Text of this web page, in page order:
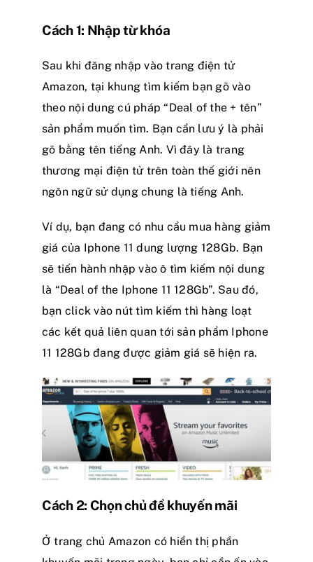
Cách 1: Nhập từ khóa
Sau khi đăng nhập vào trang điện tử
Amazon, tại khung tìm kiếm bạn gõ vào
theo nội dung cú pháp “Deal of the + tên”
sản phẩm muốn tìm. Bạn cần lưu ý là phải
gõ bằng tên tiếng Anh. Vì đây là trang
thương mại điện tử trên toàn thế giới nên
ngôn ngữ sử dụng chung là tiếng Anh.
Ví dụ, bạn đang có nhu cầu mua hàng giảm
giá của Iphone 11 dung lượng 128Gb. Bạn
sẽ tiến hành nhập vào ô tìm kiếm nội dung
là “Deal of the Iphone 11 128Gb”. Sau đó,
bạn click vào nút tìm kiếm thì hàng loạt
các kết quả liên quan tới sản phẩm Iphone
11 128Gb đang được giảm giá sẽ hiện ra.
Cách 2: Chọn chủ đề khuyến mãi
Ở trang chủ Amazon có hiển thị phần